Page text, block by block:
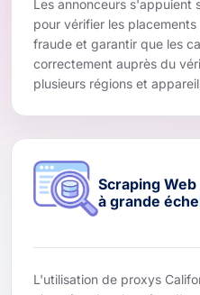
Les annonceurs s'appuient
pour vérifier les
fraude et garantir que les
correctement auprès du
plusieurs régions et
Scraping
à grande
L'utilisation de proxys